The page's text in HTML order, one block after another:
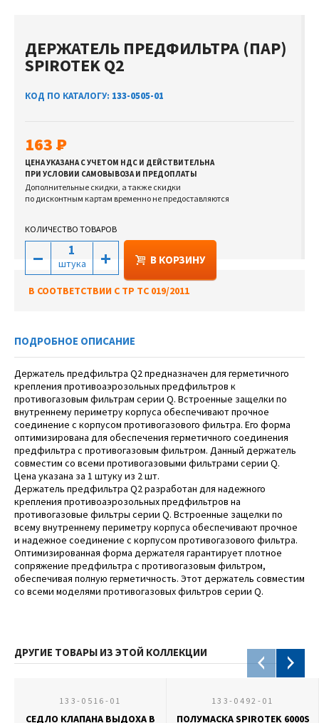
ДЕРЖАТЕЛЬ ПРЕДФИЛЬТРА (ПАР)
SPIROTEK Q2
КОД ПО КАТАЛОГУ: 133-0505-01
163
ЦЕНА УКАЗАНА С УЧЕТОМ НДС И ДЕЙСТВИТЕЛЬНА
ПРИ УСЛОВИИ САМОВЫВОЗА И ПРЕДОПЛАТЫ
Дополнительные скидки, а также скидки
по дисконтным картам временно не предоставляются
КОЛИЧЕСТВО ТОВАРОВ
штука В КОРЗИНУ
В СООТВЕТСТВИИ С ТР ТС 019/2011
ПОДРОБНОЕ ОПИСАНИЕ
Держатель предфильтра Q2 предназначен для герметичного
крепления противоаэрозольных предфильтров к
противогазовым фильтрам серии Q. Встроенные защелки по
внутреннему периметру корпуса обеспечивают прочное
соединение с корпусом противогазового фильтра. Его форма
оптимизирована для обеспечения герметичного соединения
предфильтра с противогазовым фильтром. Данный держатель
совместим со всеми противогазовыми фильтрами серии Q.
Цена указана за 1 штуку из 2 шт.
Держатель предфильтра Q2 разработан для надежного
крепления противоаэрозольных предфильтров на
противогазовые фильтры серии Q. Встроенные защелки по
всему внутреннему периметру корпуса обеспечивают прочное
и надежное соединение с корпусом противогазового фильтра.
Оптимизированная форма держателя гарантирует плотное
сопряжение предфильтра с противогазовым фильтром,
обеспечивая полную герметичность. Этот держатель совместим
со всеми моделями противогазовых фильтров серии Q.
ДРУГИЕ ТОВАРЫ ИЗ ЭТОЙ КОЛЛЕКЦИИ
133-0516-01
СЕДЛО КЛАПАНА ВЫДОХА В
133-0492-01
ПОЛУМАСКА SPIROTEK 6000S